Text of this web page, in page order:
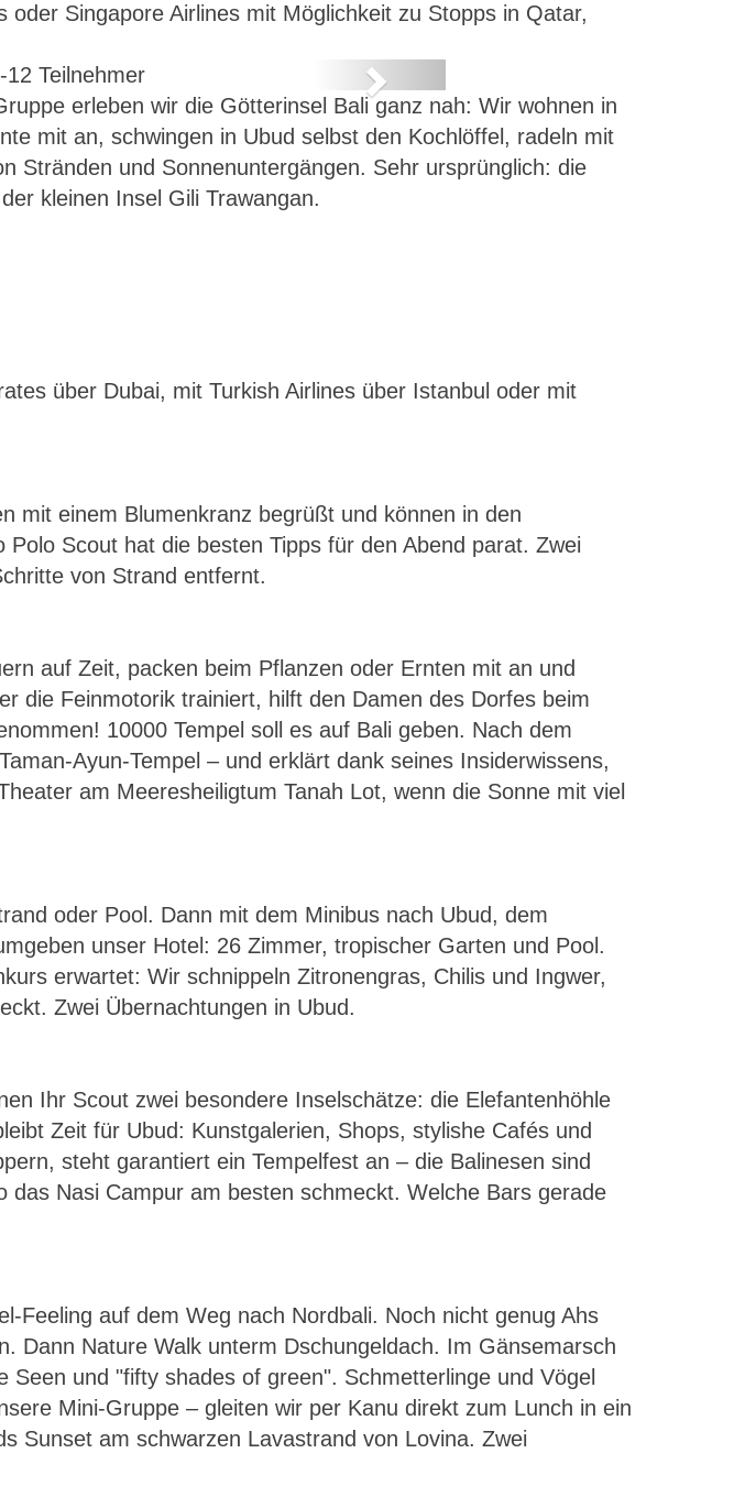
Singapore Airlines mit Möglichkeit zu Stopps in Qatar,
Mini-Gruppe – nur 4-12
Next
erleben wir die Götterinsel Bali ganz nah: Wir wohnen in
mit an, schwingen in Ubud selbst den Kochlöffel, radeln mit
Stränden und Sonnenuntergängen. Sehr ursprünglich: die
kleinen Insel Gili Trawangan.
über Dubai, mit Turkish Airlines über Istanbul oder mit
mit einem Blumenkranz begrüßt und können in den
Scout hat die besten Tipps für den Abend parat. Zwei
von Strand entfernt.
auf Zeit, packen beim Pflanzen oder Ernten mit an und
die Feinmotorik trainiert, hilft den Damen des Dorfes beim
10000 Tempel soll es auf Bali geben. Nach dem
Ayun-Tempel – und erklärt dank seines Insiderwissens,
am Meeresheiligtum Tanah Lot, wenn die Sonne mit viel
oder Pool. Dann mit dem Minibus nach Ubud, dem
unser Hotel: 26 Zimmer, tropischer Garten und Pool.
erwartet: Wir schnippeln Zitronengras, Chilis und Ingwer,
Zwei Übernachtungen in Ubud.
Ihr Scout zwei besondere Inselschätze: die Elefantenhöhle
Zeit für Ubud: Kunstgalerien, Shops, stylishe Cafés und
steht garantiert ein Tempelfest an – die Balinesen sind
Nasi Campur am besten schmeckt. Welche Bars gerade
Feeling auf dem Weg nach Nordbali. Noch nicht genug Ahs
Dann Nature Walk unterm Dschungeldach. Im Gänsemarsch
und "fifty shades of green". Schmetterlinge und Vögel
Mini-Gruppe – gleiten wir per Kanu direkt zum Lunch in ein
Sunset am schwarzen Lavastrand von Lovina. Zwei